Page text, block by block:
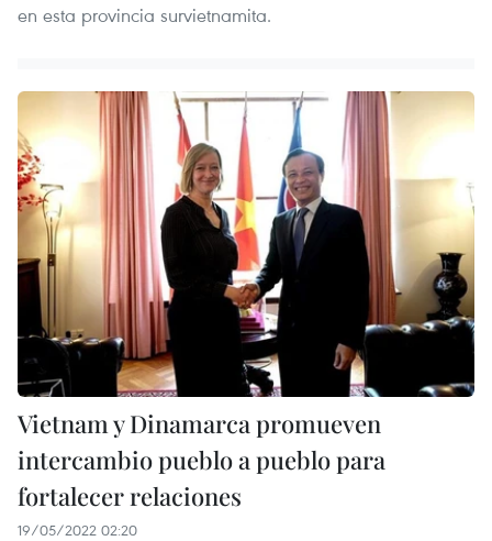
en esta provincia survietnamita.
Vietnam y Dinamarca promueven
intercambio pueblo a pueblo para
fortalecer relaciones
19/05/2022 02:20